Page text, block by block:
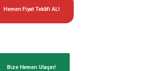
Hemen Fiyat Teklifi AL!
Bize Hemen Ulaşın!